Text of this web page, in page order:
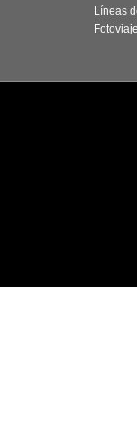
Líneas